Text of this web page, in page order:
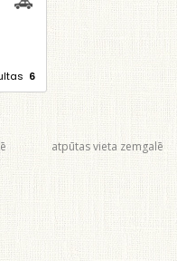
6
atpūtas vieta zemgalē